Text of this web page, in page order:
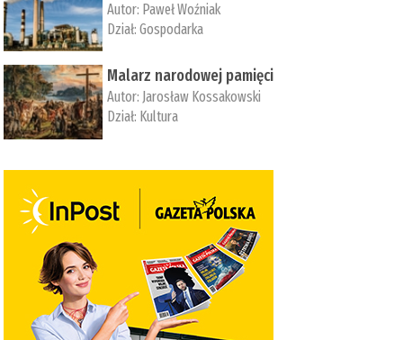
Autor: Paweł Woźniak
Dział:Gospodarka
Malarz narodowej pamięci
Autor: Jarosław Kossakowski
Dział: Kultura